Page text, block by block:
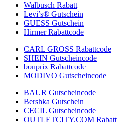
Walbusch Rabatt
Levi’s® Gutschein
GUESS Gutschein
Hirmer Rabattcode
CARL GROSS Rabattcode
SHEIN Gutscheincode
bonprix Rabattcode
MODIVO Gutscheincode
BAUR Gutscheincode
Bershka Gutschein
CECIL Gutscheincode
OUTLETCITY.COM Rabatt